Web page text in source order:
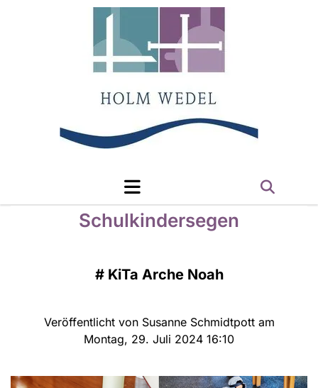
Schulkindersegen
# KiTa Arche Noah
Veröffentlicht von Susanne Schmidtpott am
Montag, 29. Juli 2024 16:10